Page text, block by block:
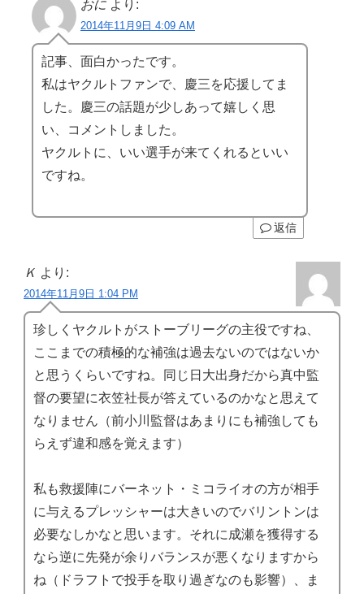
おに より:
2014年11月9日 4:09 AM
記事、面白かったです。
私はヤクルトファンで、慶三を応援してま
した。慶三の話題が少しあって嬉しく思
い、コメントしました。
ヤクルトに、いい選手が来てくれるといい
ですね。
返信
Ｋ より:
2014年11月9日 1:04 PM
珍しくヤクルトがストーブリーグの主役ですね、
ここまでの積極的な補強は過去ないのではないか
と思うくらいですね。同じ日大出身だから真中監
督の要望に衣笠社長が答えているのかなと思えて
なりません（前小川監督はあまりにも補強しても
らえず違和感を覚えます）
私も救援陣にバーネット・ミコライオの方が相手
に与えるプレッシャーは大きいのでバリントンは
必要なしかなと思います。それに成瀬を獲得する
なら逆に先発が余りバランスが悪くなりますから
ね（ドラフトで投手を取り過ぎなのも影響）、ま